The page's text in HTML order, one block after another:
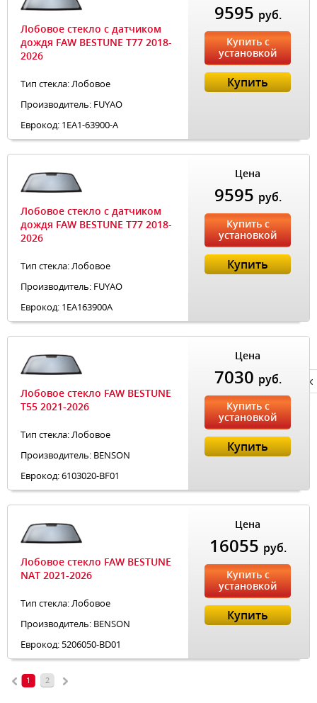
Лобовое стекло с датчиком
дождя FAW BESTUNE T77 2018-
2026
Тип стекла: Лобовое
Производитель: FUYAO
Еврокод: 1EA1-63900-A
9595 руб.
Купить с
установкой
Купить
Лобовое стекло с датчиком
дождя FAW BESTUNE T77 2018-
2026
Тип стекла: Лобовое
Производитель: FUYAO
Еврокод: 1EA163900A
Цена
9595 руб.
Купить с
установкой
Купить
Лобовое стекло FAW BESTUNE
T55 2021-2026
Тип стекла: Лобовое
Производитель: BENSON
Еврокод: 6103020-BF01
Цена
7030 руб.
Купить с
установкой
Купить
Лобовое стекло FAW BESTUNE
NAT 2021-2026
Тип стекла: Лобовое
Производитель: BENSON
Еврокод: 5206050-BD01
Цена
16055 руб.
Купить с
установкой
Купить
1 2
Privacy notice